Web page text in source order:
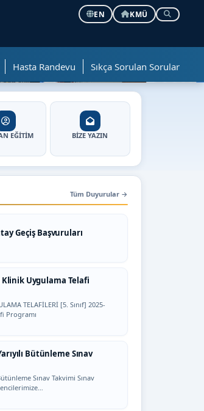
EN
KMÜ
Hasta Randevu Sıkça Sorulan Sorular
⏸ 09 19
EĞİTİM BİZE YAZIN
Tüm Duyurular →
Geçiş Başvuruları
Klinik Uygulama Telafi
TELAFİLERİ [5. Sınıf] 2025-
Programı
Bütünleme Sınav
Sınav Takvimi Sınav